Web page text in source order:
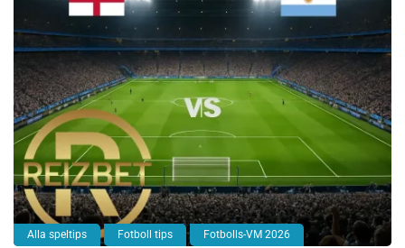
Alla speltips Fotboll tips Fotbolls-VM 2026